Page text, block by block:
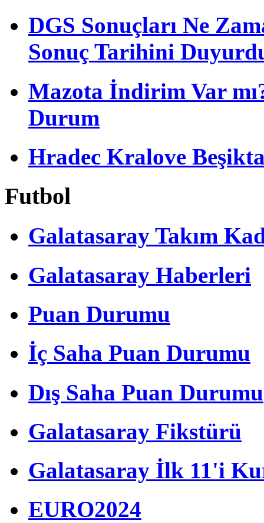
DGS Sonuçları Ne
Sonuç Tarihini
Mazota İndirim Var
Durum
Hradec Kralove
Futbol
Galatasaray Takım
Galatasaray Haberleri
Puan Durumu
İç Saha Puan Durumu
Dış Saha Puan Durumu
Galatasaray Fikstürü
Galatasaray İlk 11'i
EURO2024